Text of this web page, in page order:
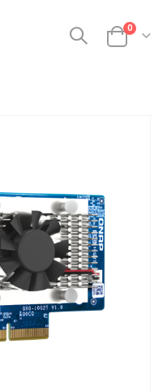
カート
0商品